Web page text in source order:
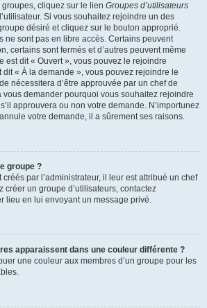
cliquez sur le lien Groupes d’utilisateurs
Si vous souhaitez rejoindre un des
désiré et cliquez sur le bouton approprié.
ne sont pas en libre accès. Certains peuvent
certains sont fermés et d’autres peuvent même
est dit « Ouvert », vous pouvez le rejoindre
dit « À la demande », vous pouvez rejoindre le
nécessitera d’être approuvée par un chef de
demander pourquoi vous souhaitez rejoindre
approuvera ou non votre demande. N’importunez
votre demande, il a sûrement ses raisons.
groupe ?
par l’administrateur, il leur est attribué un chef
créer un groupe d’utilisateurs, contactez
lieu en lui envoyant un message privé.
apparaissent dans une couleur différente ?
une couleur aux membres d’un groupe pour les